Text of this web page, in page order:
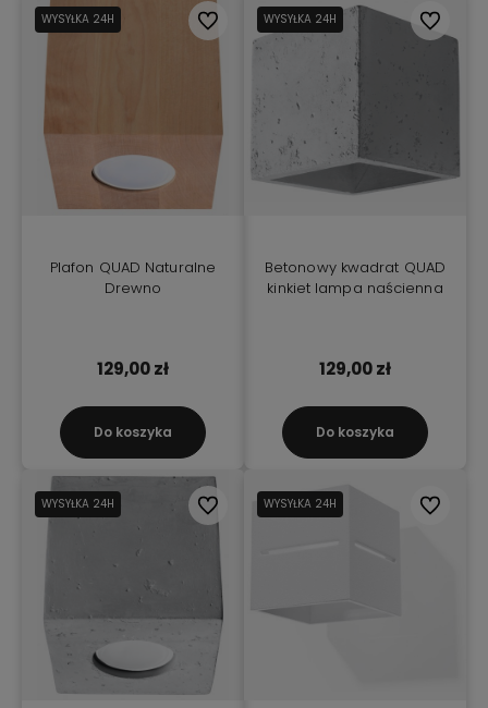
WYSYŁKA 24H
Plafon QUAD Naturalne
Drewno
129,00 zł
Do koszyka
Do ulubionychWYSYŁKA 24H
Betonowy kwadrat QUAD
kinkiet lampa naścienna
129,00 zł
Do koszyka
Do
WYSYŁKA 24H Do ulubionychWYSYŁKA 24H Do